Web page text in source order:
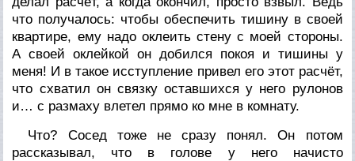
что получалось: чтобы обеспечить тишину в своей
квартире, ему надо оклеить стену с моей стороны.
А своей оклейкой он добился покоя и тишины у
меня! И в такое исступление привел его этот расчёт,
что схватил он связку оставшихся у него рулонов
и… с размаху влетел прямо ко мне в комнату.
Что? Сосед тоже не сразу понял. Он потом
рассказывал, что в голове у него начисто